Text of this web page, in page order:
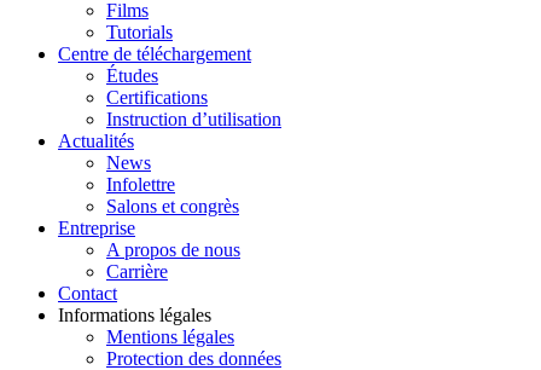
Films
Tutorials
Centre de téléchargement
Études
Certifications
Instruction d’utilisation
Actualités
News
Infolettre
Salons et congrès
Entreprise
A propos de nous
Carrière
Contact
Informations légales
Mentions légales
Protection des données